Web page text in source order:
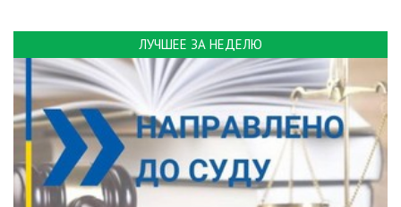
ЛУЧШЕЕ ЗА НЕДЕЛЮ